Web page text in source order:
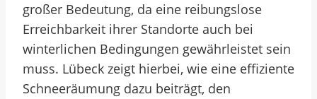
großer Bedeutung, da eine reibungslose
Erreichbarkeit ihrer Standorte auch bei
winterlichen Bedingungen gewährleistet sein
muss. Lübeck zeigt hierbei, wie eine effiziente
Schneeräumung dazu beiträgt, den